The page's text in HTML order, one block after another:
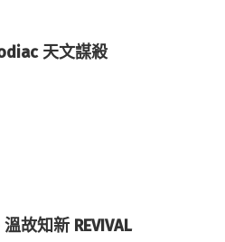
天文謀殺
故知新 REVIVAL